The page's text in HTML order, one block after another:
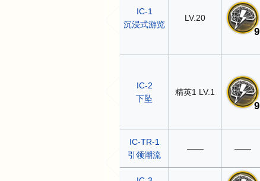
IC-1
沉浸式游览
LV.20
9
IC-2
下坠
精英1 LV.1
9
IC-TR-1
引领潮流
—— ——